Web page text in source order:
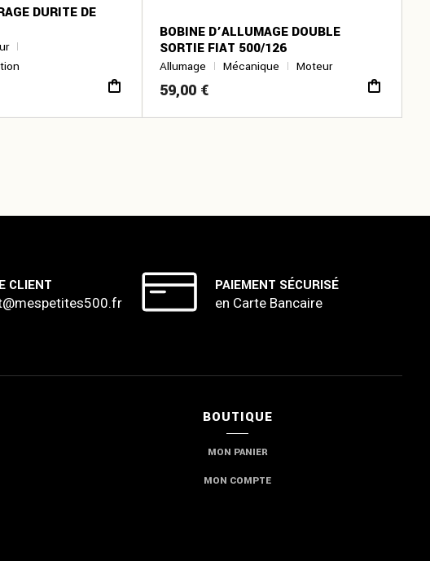
DURITE DE
BOBINE D’ALLUMAGE DOUBLE
SORTIE FIAT 500/126
Allumage Mécanique Moteur
59,00 €
CLIENT PAIEMENT SÉCURISÉ
en Carte Bancaire
BOUTIQUE
MON PANIER
MON COMPTE